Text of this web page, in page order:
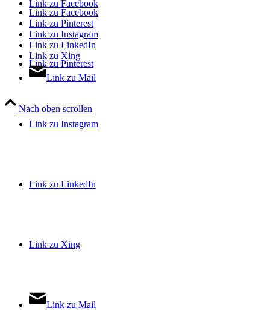
Link zu Facebook
Link zu Pinterest
Link zu Instagram
Link zu LinkedIn
Link zu Xing
Link zu Mail
Link zu Facebook
Link zu Pinterest
Link zu Instagram
Link zu LinkedIn
Link zu Xing
Link zu Mail
Nach oben scrollen